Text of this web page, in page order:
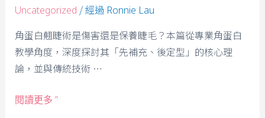
Uncategorized / 經過 Ronnie Lau
角蛋白翹睫術是傷害還是保養睫毛？本篇從專業角蛋白
教學角度，深度探討其「先補充、後定型」的核心理
論，並與傳統技術 …
閱讀更多 ”